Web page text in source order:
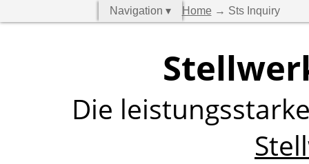
Navigation ▾ Home→ Sts Inquiry
Die